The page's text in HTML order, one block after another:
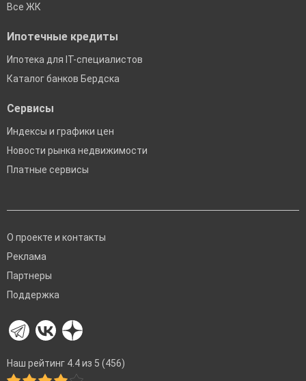
Все ЖК
Ипотечные кредиты
Ипотека для IT-специалистов
Каталог банков Бердска
Сервисы
Индексы и графики цен
Новости рынка недвижимости
Платные сервисы
О проекте и контакты
Реклама
Партнеры
Поддержка
Наш рейтинг 4.4 из 5 (456)